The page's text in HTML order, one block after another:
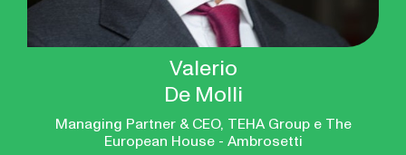
Valerio
De Molli
Managing Partner & CEO, TEHA Group e The
European House - Ambrosetti